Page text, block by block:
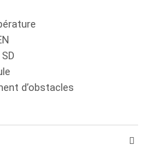
d’obstacles